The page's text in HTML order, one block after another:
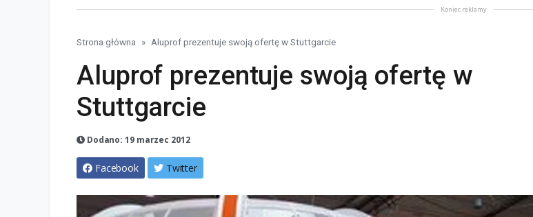
Koniec reklamy
Strona główna Aluprof prezentuje swoją ofertę w Stuttgarcie
Aluprof prezentuje swoją ofertę w
Stuttgarcie
Dodano: 19 marzec 2012
Facebook Twitter